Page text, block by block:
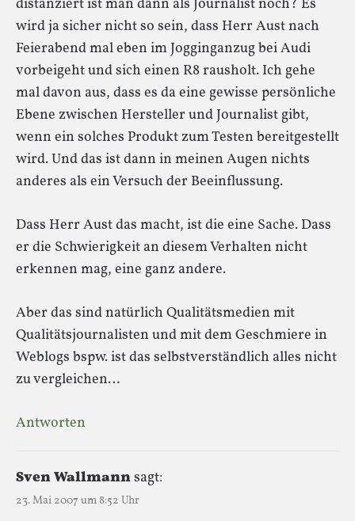
distanziert ist man dann als Journalist noch? Es
wird ja sicher nicht so sein, dass Herr Aust nach
Feierabend mal eben im Jogginganzug bei Audi
vorbeigeht und sich einen R8 rausholt. Ich gehe
mal davon aus, dass es da eine gewisse persönliche
Ebene zwischen Hersteller und Journalist gibt,
wenn ein solches Produkt zum Testen bereitgestellt
wird. Und das ist dann in meinen Augen nichts
anderes als ein Versuch der Beeinflussung.
Dass Herr Aust das macht, ist die eine Sache. Dass
er die Schwierigkeit an diesem Verhalten nicht
erkennen mag, eine ganz andere.
Aber das sind natürlich Qualitätsmedien mit
Qualitätsjournalisten und mit dem Geschmiere in
Weblogs bspw. ist das selbstverständlich alles nicht
zu vergleichen…
Antworten
Sven Wallmannsagt:
23. Mai 2007 um 8:52 Uhr